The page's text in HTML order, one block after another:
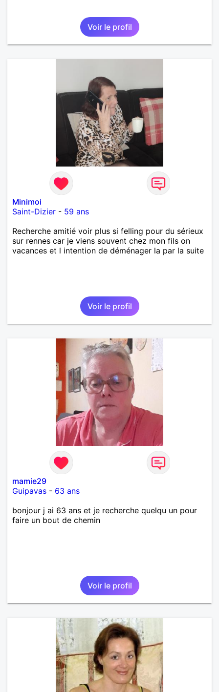
Voir le profil
Minimoi
Saint-Dizier - 59 ans
Recherche amitié voir plus si felling pour du sérieux
sur rennes car je viens souvent chez mon fils on
vacances et l intention de déménager la par la suite
Voir le profil
mamie29
Guipavas - 63 ans
bonjour j ai 63 ans et je recherche quelqu un pour
faire un bout de chemin
Voir le profil